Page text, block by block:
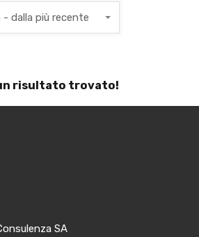
- dalla più recente
risultato trovato!
SA